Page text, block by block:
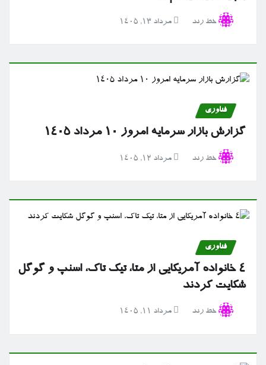
خط رند مرداد ۱۳, ۱۴۰۵
فناوری
گزارش بازار سرمایه امروز ۱۰ مرداد ۱۴۰۵
خط رند مرداد ۱۲, ۱۴۰۵
فناوری
۴ خانواده آمریکایی از متا، تیک تاک، اسنپ و گوگل
شکایت کردند
خط رند مرداد ۱۱, ۱۴۰۵